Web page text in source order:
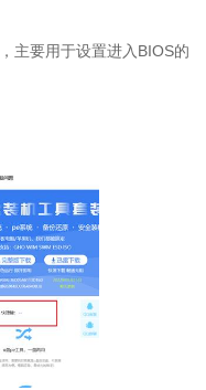
，主要用于设置进入BIOS的